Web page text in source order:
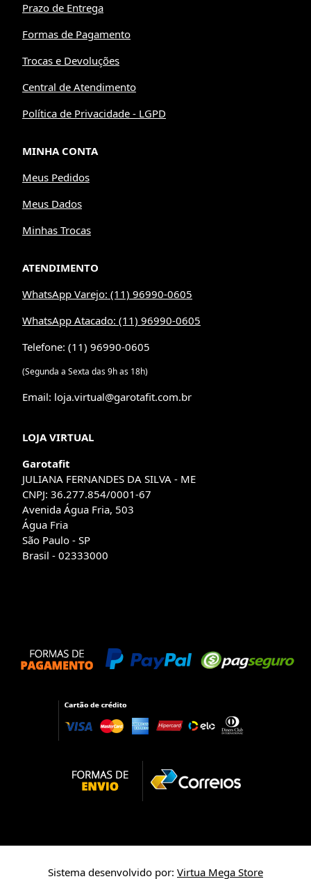
Prazo de Entrega
Formas de Pagamento
Trocas e Devoluções
Central de Atendimento
Política de Privacidade - LGPD
MINHA CONTA
Meus Pedidos
Meus Dados
Minhas Trocas
ATENDIMENTO
WhatsApp Varejo: (11) 96990-0605
WhatsApp Atacado: (11) 96990-0605
Telefone: (11) 96990-0605
(Segunda a Sexta das 9h as 18h)
Email: loja.virtual@garotafit.com.br
LOJA VIRTUAL
Garotafit
JULIANA FERNANDES DA SILVA - ME
CNPJ: 36.277.854/0001-67
Avenida Água Fria, 503
Água Fria
São Paulo - SP
Brasil - 02333000
Sistema desenvolvido por: Virtua Mega Store